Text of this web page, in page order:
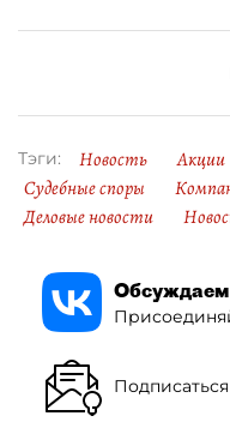
Тэги: Новость Акции
Судебные споры
Деловые новости
Обсуждаем